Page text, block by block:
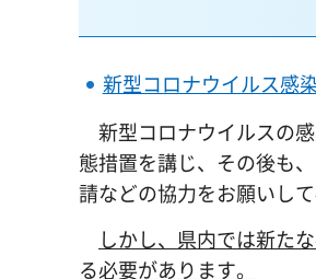
新型コロナウイルス感
新型コロナウイルスの
態措置を講じ、その後も
請などの協力をお願いして
しかし、県内では新た
る必要があります。